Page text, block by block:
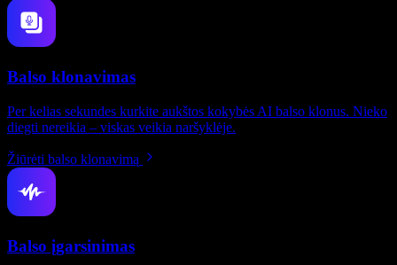
Balso klonavimas
Per kelias sekundes kurkite aukštos kokybės AI balso klonus. Nieko
diegti nereikia – viskas veikia naršyklėje.
Žiūrėti balso klonavimą
Balso įgarsinimas